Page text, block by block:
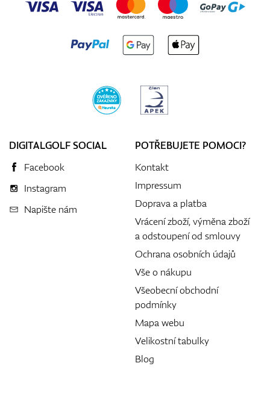
DIGITALGOLF SOCIAL
Facebook
Instagram
Napište nám
POTŘEBUJETE POMOCI?
Kontakt
Impressum
Doprava a platba
Vrácení zboží, výměna zboží
a odstoupení od smlouvy
Ochrana osobních údajů
Vše o nákupu
Všeobecní obchodní
podmínky
Mapa webu
Velikostní tabulky
Blog